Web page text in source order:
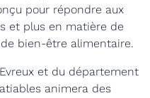
pour répondre aux
et plus en matière de
bien-être alimentaire.
et du département
animera des